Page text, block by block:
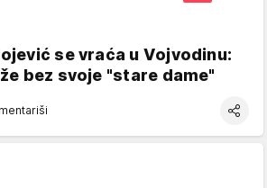
se vraća u Vojvodinu:
bez svoje "stare dame"